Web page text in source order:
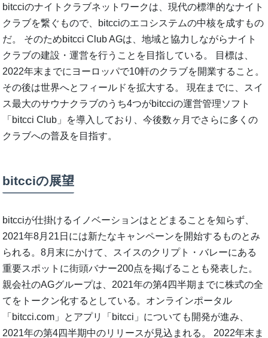
bitcciのナイトクラブネットワークは、現代の標準的なナイト
クラブを繋ぐもので、bitcciのエコシステムの中核を成すもの
だ。 そのためbitcci Club AGは、地域と協力しながらナイト
クラブの建設・運営を行うことを目指している。 目標は、
2022年末までにヨーロッパで10軒のクラブを開業すること。
その後は世界へとフィールドを拡大する。 現在までに、スイ
ス最大のサウナクラブのうち4つがbitcciの運営管理ソフト
「bitcci Club」を導入しており、今後数ヶ月でさらに多くの
クラブへの普及を目指す。
bitcciの展望
bitcciが仕掛けるイノベーションはとどまることを知らず、
2021年8月21日には新たなキャンペーンを開始するものとみ
られる。8月末にかけて、スイスのクリプト・バレーにある
重要スポットに街頭バナー200点を掲げることも発表した。
親会社のAGグループは、2021年の第4四半期までに株式の全
てをトークン化するとしている。オンラインポータル
「bitcci.com」とアプリ「bitcci」についても開発が進み、
2021年の第4四半期中のリリースが見込まれる。 2022年末ま